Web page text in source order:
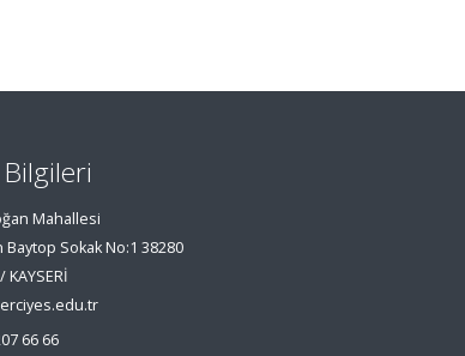
Mahallesi
Baytop Sokak No:1 38280
KAYSERİ
66 66